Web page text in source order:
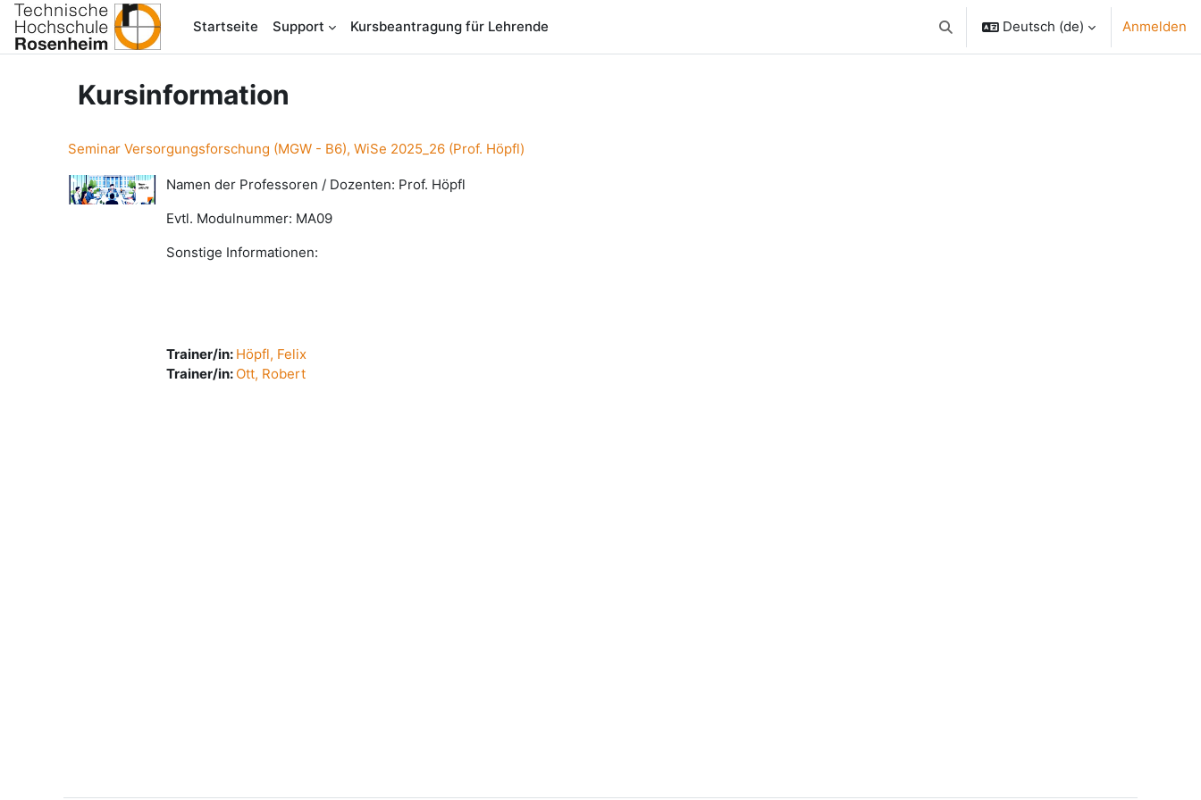
Zum Hauptinhalt
Startseite
Support Kursbeantragung für Lehrende Sucheingabe umschalten
Deutsch ‎(de)‎ Anmelden
Kursinformation
Seminar Versorgungsforschung (MGW - B6), WiSe 2025_26 (Prof. Höpfl)
Namen der Professoren / Dozenten: Prof. Höpfl
Evtl. Modulnummer: MA09
Sonstige Informationen:
Trainer/in: Höpfl, Felix
Trainer/in: Ott, Robert